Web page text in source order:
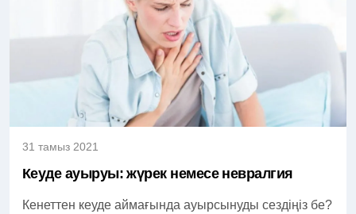
31 тамыз 2021
Кеуде ауыруы: жүрек немесе невралгия
Кенеттен кеуде аймағында ауырсынуды сездіңіз бе?